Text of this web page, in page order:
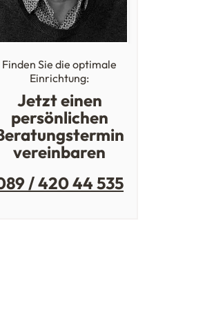
Finden Sie die optimale
Einrichtung:
Jetzt einen
persönlichen
vereinbaren
/ 420 44 535